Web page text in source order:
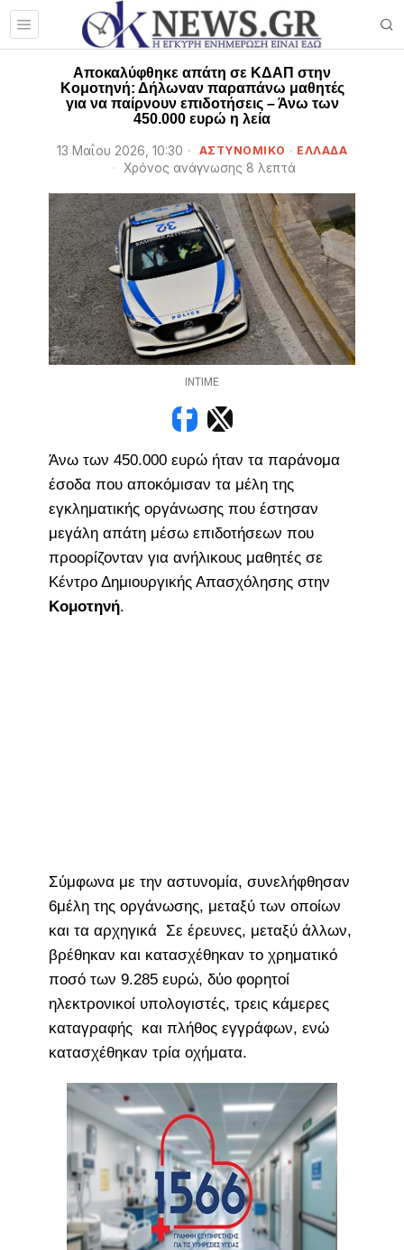
Αποκαλύφθηκε απάτη σε ΚΔΑΠ στην
Κομοτηνή: Δήλωναν παραπάνω μαθητές
για να παίρνουν επιδοτήσεις – Άνω των
450.000 ευρώ η λεία
13 Μαΐου 2026, 10:30 ΑΣΤΥΝΟΜΙΚΟ · ΕΛΛΑΔΑ
Χρόνος ανάγνωσης 8 λεπτά
INTIME
Άνω των 450.000 ευρώ ήταν τα παράνομα
έσοδα που αποκόμισαν τα μέλη της
εγκληματικής οργάνωσης που έστησαν
μεγάλη απάτη μέσω επιδοτήσεων που
προορίζονταν για ανήλικους μαθητές σε
Κέντρο Δημιουργικής Απασχόλησης στην
Κομοτηνή.
Σύμφωνα με την αστυνομία, συνελήφθησαν
6μέλη της οργάνωσης, μεταξύ των οποίων
και τα αρχηγικά Σε έρευνες, μεταξύ άλλων,
βρέθηκαν και κατασχέθηκαν το χρηματικό
ποσό των 9.285 ευρώ, δύο φορητοί
ηλεκτρονικοί υπολογιστές, τρεις κάμερες
καταγραφής και πλήθος εγγράφων, ενώ
κατασχέθηκαν τρία οχήματα.